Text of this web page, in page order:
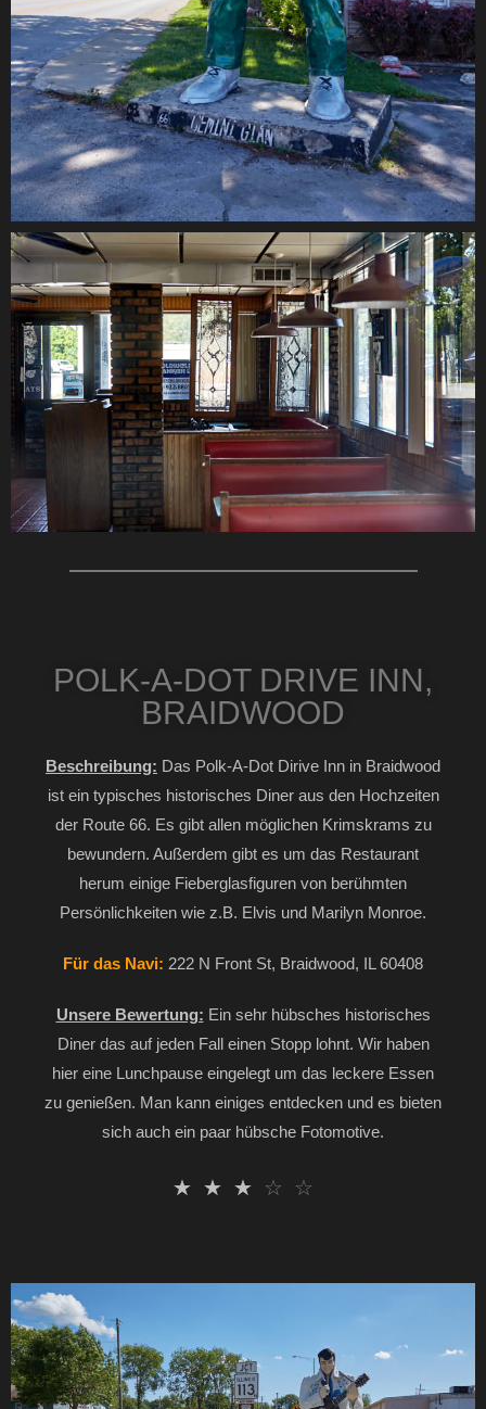
POLK-A-DOT DRIVE INN,
BRAIDWOOD
Beschreibung: Das Polk-A-Dot Dirive Inn in Braidwood
ist ein typisches historisches Diner aus den Hochzeiten
der Route 66. Es gibt allen möglichen Krimskrams zu
bewundern. Außerdem gibt es um das Restaurant
herum einige Fieberglasfiguren von berühmten
Persönlichkeiten wie z.B. Elvis und Marilyn Monroe.
Für das Navi: 222 N Front St, Braidwood, IL 60408
Unsere Bewertung: Ein sehr hübsches historisches
Diner das auf jeden Fall einen Stopp lohnt. Wir haben
hier eine Lunchpause eingelegt um das leckere Essen
zu genießen. Man kann einiges entdecken und es bieten
sich auch ein paar hübsche Fotomotive.
☆ ☆ ☆ ☆ ☆